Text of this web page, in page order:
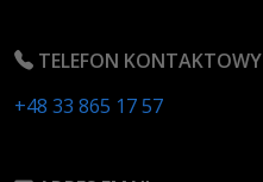
TELEFON KONTAKTOWY
+48 33 865 17 57